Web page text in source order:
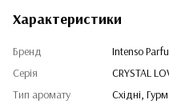
Характеристики
Бренд
Intenso
Серія
CRYSTAL
Тип аромату
Східні,